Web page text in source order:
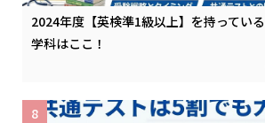
2024年度【英検準1級以上】を持ってい
学科はここ！
8